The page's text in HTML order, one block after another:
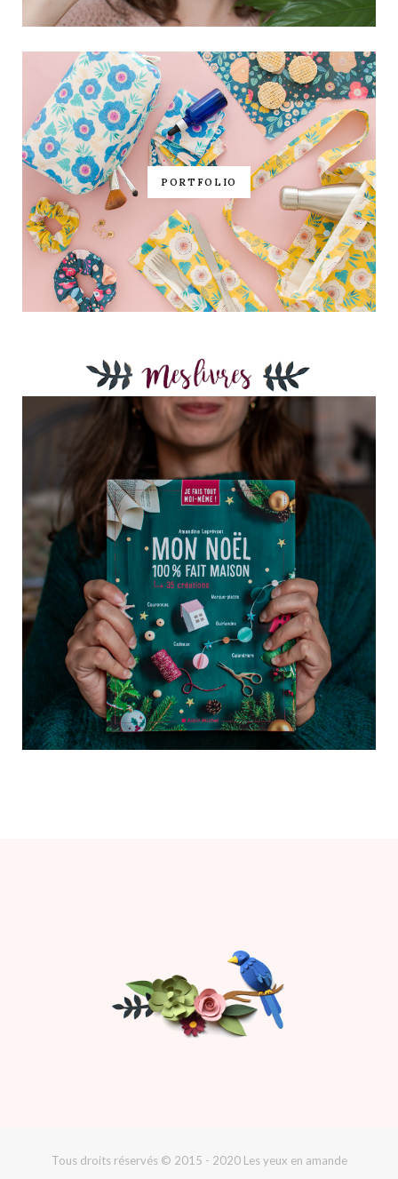
PORTFOLIO
Tous droits réservés © 2015 - 2020 Les yeux en amande